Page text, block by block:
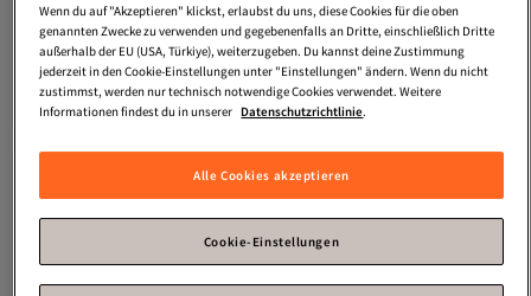
CliniqueUv Solutions Protector
Solar Matificante Spf50 40 ml
Versand Kostenlos
Gratis Versand
Versand Kostenlos
35, 80
In den Warenkorb
CliniqueSuperdefense City Block
Spf50 40 ml
Versand Kostenlos
Gratis Versand
Versand Kostenlos
37,90€
In den Warenkorb
Wenn du auf "Akzeptieren" klickst, erlaubst du uns, diese Cookies für die oben
genannten Zwecke zu verwenden und gegebenenfalls an Dritte, einschließlich Dritte
außerhalb der EU (USA, Türkiye), weiterzugeben. Du kannst deine Zustimmung
jederzeit in den Cookie-Einstellungen unter "Einstellungen" ändern. Wenn du nicht
zustimmst, werden nur technisch notwendige Cookies verwendet. Weitere
Informationen findest du in unserer Datenschutzrichtlinie.
Alle Cookies akzeptieren
Cookie-Einstellungen